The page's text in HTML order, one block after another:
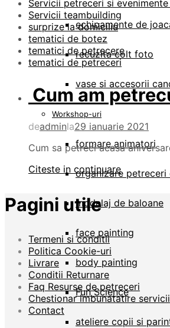
echipamente de
recuzita colt foto
vase si accesorii
Workshop-uri
formare animatori
organizare petreceri
modelaj de baloane
face painting
body painting
Fun Science
ateliere copii si
Servicii petreceri si
Servicii teambuilding
surprize la domiciliu
tematici de botez
tematici de petrecere
tematici de petreceri
Cum am
deadminla29 ianuarie 2021
Cum sa petreci acasa
Citeste in continuare
Pagini utile
Termeni si conditii
Politica Cookie-uri
Livrare
Conditii Returnare
Faq Resurse de petreceri
Chestionar imbunatatire servicii
Contact